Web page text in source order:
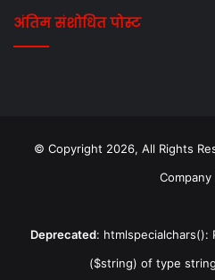
अंतिम संशोधित पोस्ट
© Copyright 2026, All Rights
Deprecated: htmlspecialchars():
($string) of type